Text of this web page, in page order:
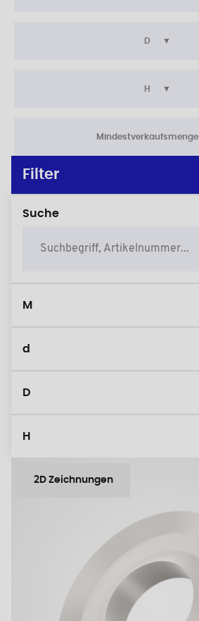
D
H
Mindestverkaufsmenge
Filter
Suche
M
d
D
H
2D Zeichnungen